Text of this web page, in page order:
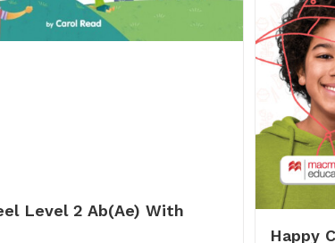
Level 2 Ab(Ae) With
Happy